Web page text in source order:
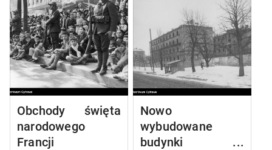
Obchody święta
narodowego
Francji
Nowo
wybudowane
budynki w